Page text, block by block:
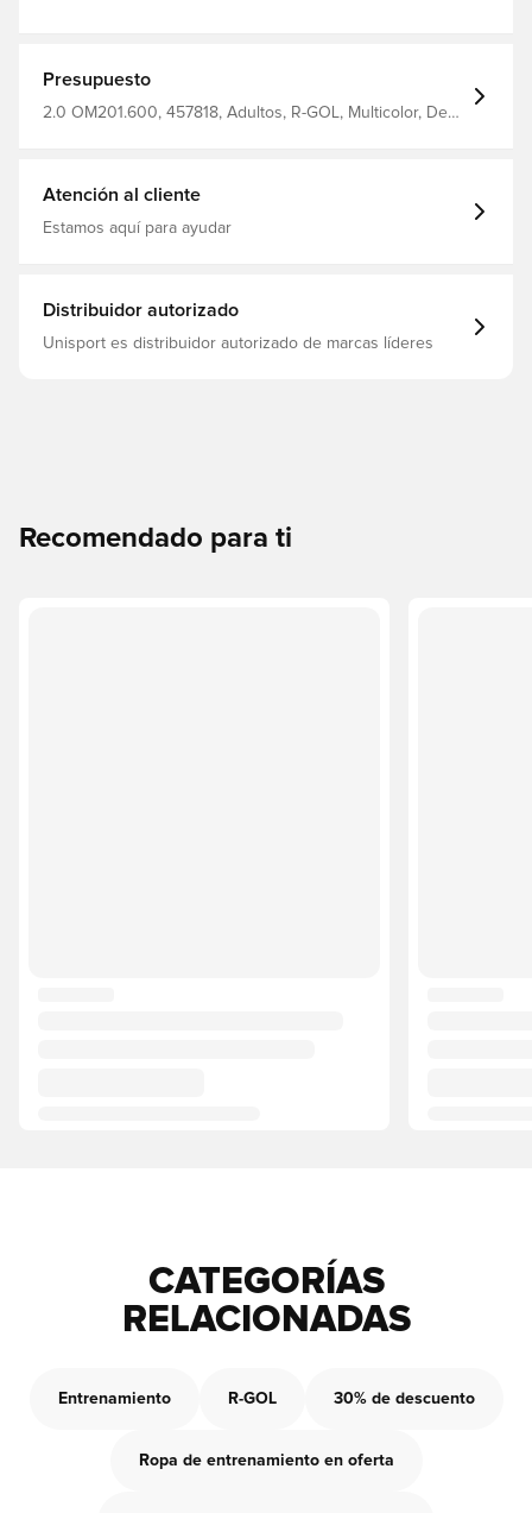
Presupuesto
2.0 OM201.600, 457818, Adultos, R-GOL, Multicolor, De
Atención al cliente
Estamos aquí para ayudar
Distribuidor autorizado
Unisport es distribuidor autorizado de marcas líderes
Recomendado para ti
CATEGORÍAS
RELACIONADAS
Entrenamiento R-GOL 30% de descuento
Ropa de entrenamiento en oferta